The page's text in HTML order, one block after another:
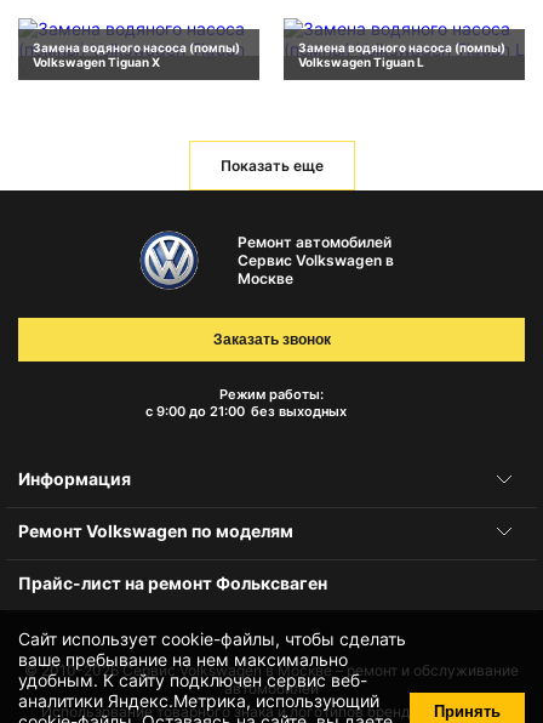
Замена водяного насоса (помпы)
Volkswagen Tiguan X
Замена водяного насоса (помпы)
Volkswagen Tiguan L
Показать еще
Сайт использует cookie-файлы, чтобы сделать
ваше пребывание на нем максимально
удобным. К cайту подключен сервис веб-
аналитики Яндекс.Метрика, использующий
Принять
Ремонт автомобилей
Сервис Volkswagen в
Москве
Режим работы:
с 9:00 до 21:00 без выходных
Заказать звонок
Информация
Ремонт Volkswagen по моделям
Прайс-лист на ремонт Фольксваген
© 2010-2026Сервис Volkswagen в Москве – ремонт и обслуживание
автомобилей
Использование товарного знака и логотипов бренда происходит